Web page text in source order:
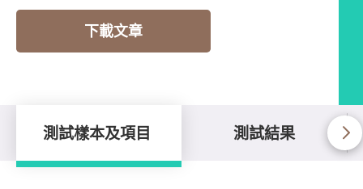
下載文章
測試樣本及項目 測試結果
測試樣本及項目